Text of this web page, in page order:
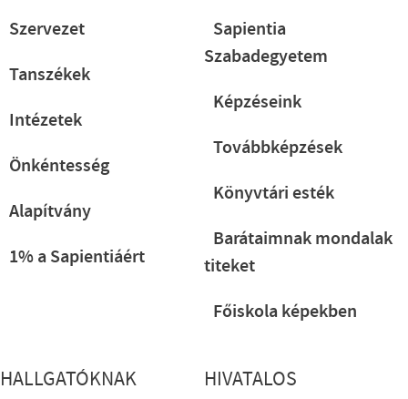
Szervezet
Tanszékek
Intézetek
Önkéntesség
Alapítvány
1% a Sapientiáért
Sapientia
Szabadegyetem
Képzéseink
Továbbképzések
Könyvtári esték
Barátaimnak mondalak
titeket
Főiskola képekben
HALLGATÓKNAK HIVATALOS